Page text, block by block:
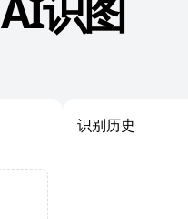
识别历史